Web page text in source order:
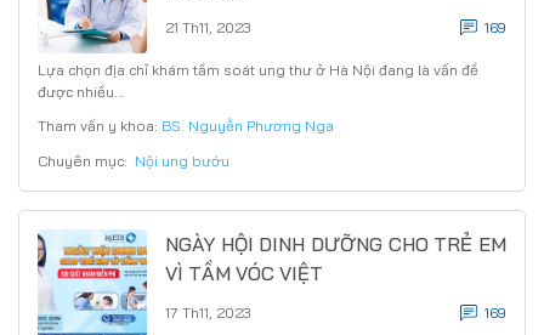
21 Th11, 2023 169
Lựa chọn địa chỉ khám tầm soát ung thư ở Hà Nội đang là vấn đề
được nhiều…
Tham vấn y khoa: BS. Nguyễn Phương Nga
Chuyên mục: Nội ung bướu
NGÀY HỘI DINH DƯỠNG CHO TRẺ EM
VÌ TẦM VÓC VIỆT
17 Th11, 2023 169